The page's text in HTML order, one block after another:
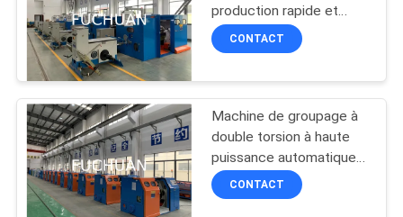
VISITE
L'USINE
CONTRÔLE
QUALITÉ
machine bunching
double torsion
production rapide et
fiableCONTACT
Machine de groupage à
double torsion à haute
puissance automatique
5000 kg Capacité
220V/380V
CONTACT